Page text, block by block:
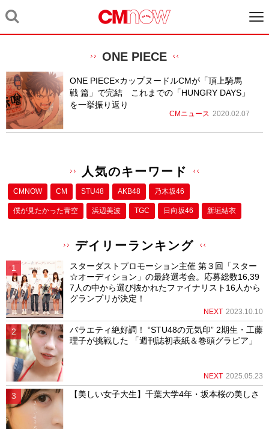
ONE PIECE
ONE PIECE×カップヌードルCMが「頂上騎馬
戦 篇」で完結 これまでの「HUNGRY DAYS」
を一挙振り返り
CMニュース 2020.02.07
人気のキーワード
CMNOW CM STU48 AKB48 乃木坂46
僕が⾒たかった⻘空 浜辺美波 TGC 日向坂46 新垣結衣
デイリーランキング
スターダストプロモーション主催 第３回「スター
☆オーディション」の最終選考会。応募総数16,39
7人の中から選び抜かれたファイナリスト16人から
グランプリが決定！
NEXT 2023.10.10
バラエティ絶好調！ “STU48の元気印” 2期生・工藤
理子が挑戦した 「週刊誌初表紙＆巻頭グラビア」
NEXT 2025.05.23
【美しい女子大生】千葉大学4年・坂本桜の美しさ